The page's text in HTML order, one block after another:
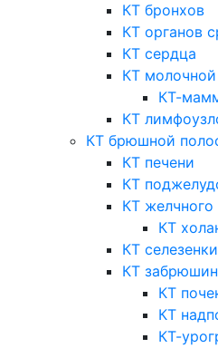
КТ бронхов
КТ органов
КТ сердца
КТ
КТ-
КТ
КТ брюшной
КТ печени
КТ
КТ желчного
КТ
КТ селезенки
КТ
КТ
КТ
КТ-